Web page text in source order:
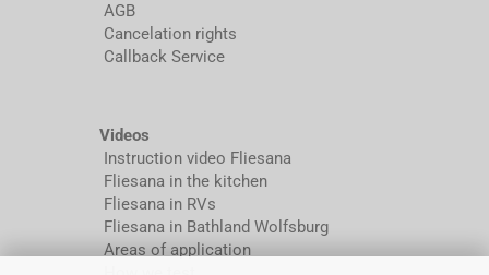
AGB
Cancelation rights
Callback Service
Videos
Instruction video Fliesana
Fliesana in the kitchen
Fliesana in RVs
Fliesana in Bathland Wolfsburg
Areas of application